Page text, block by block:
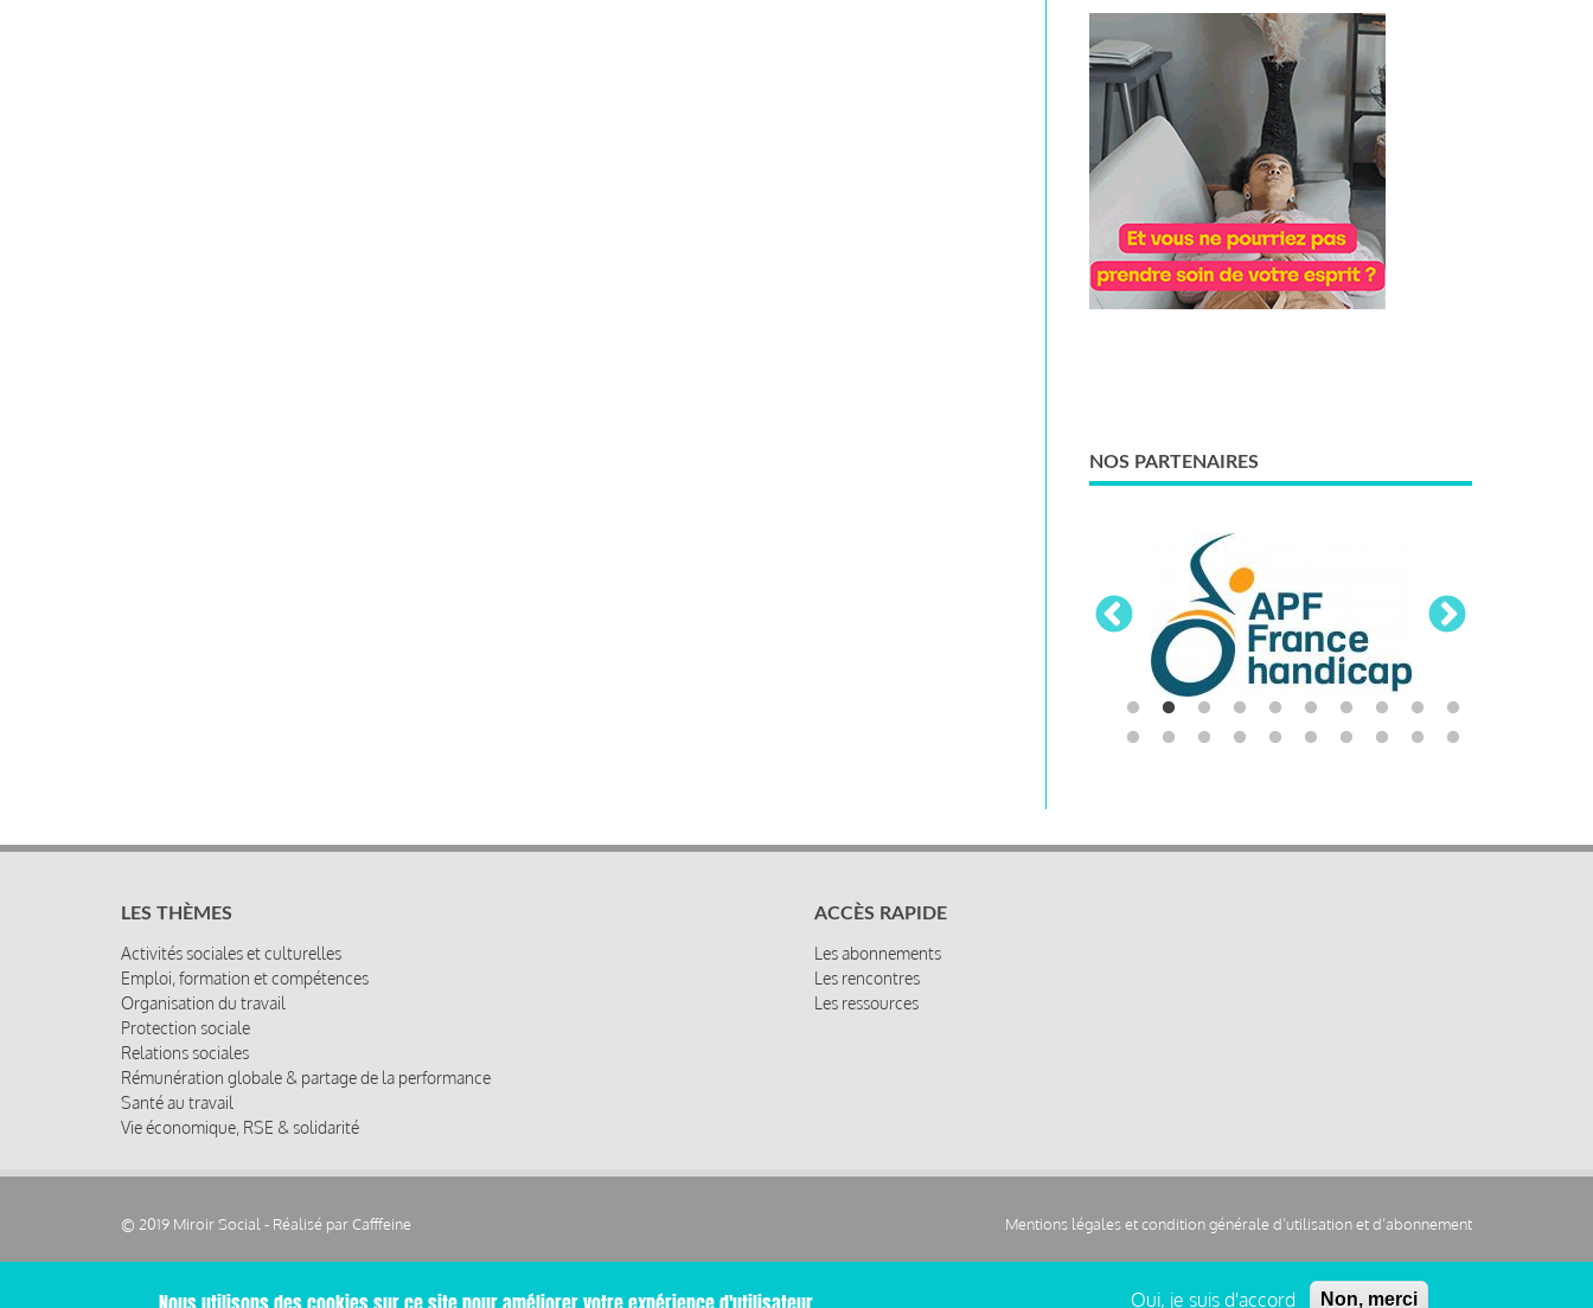
NOS PARTENAIRES
LES THÈMES
Activités sociales et culturelles
Emploi, formation et compétences
Organisation du travail
Protection sociale
Relations sociales
Rémunération globale & partage de la performance
Santé au travail
Vie économique, RSE & solidarité
ACCÈS RAPIDE
Les abonnements
Les rencontres
Les ressources
© 2019 Miroir Social - Réalisé par Cafffeine
Pied
Mentions légales et condition générale d’utilisation et d’abonnement
Oui, je suis d'accord Non, merci